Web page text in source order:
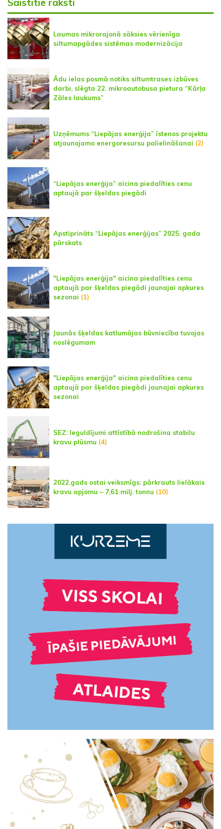
Saistītie raksti
Laumas mikrorajonā sāksies vērienīga
siltumapgādes sistēmas modernizācija
Ādu ielas posmā notiks siltumtrases izbūves
darbi, slēgta 22. mikroautobusa pietura “Kārļa
Zāles laukums”
Uzņēmums “Liepājas enerģija” īstenos projektu
atjaunojamo energoresursu palielināšanai (2)
“Liepājas enerģija” aicina piedalīties cenu
aptaujā par šķeldas piegādi
Apstiprināts “Liepājas enerģijas” 2025. gada
pārskats
"Liepājas enerģija" aicina piedalīties cenu
aptaujā par šķeldas piegādi jaunajai apkures
sezonai (1)
Jaunās šķeldas katlumājas būvniecība tuvojas
noslēgumam
"Liepājas enerģija" aicina piedalīties cenu
aptaujā par šķeldas piegādi jaunajai apkures
sezonai
SEZ: Ieguldījumi attīstībā nodrošina stabilu
kravu plūsmu (4)
2022.gads ostai veiksmīgs: pārkrauts lielākais
kravu apjomu – 7,61 milj. tonnu (10)